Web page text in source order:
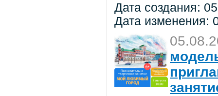
Дата создания:
Дата изменения: